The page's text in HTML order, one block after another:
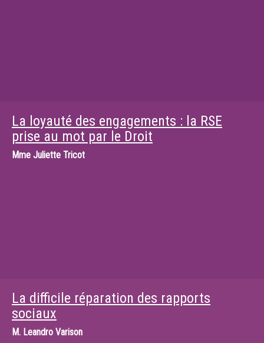
La loyauté des engagements : la RSE
prise au mot par le Droit
Mme Juliette Tricot
La difficile réparation des rapports
sociaux
M. Leandro Varison